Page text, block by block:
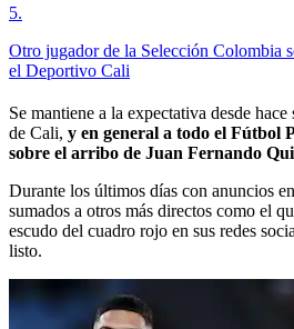
5.
Otro jugador de la Selección Colombia
el Deportivo Cali
Se mantiene a la expectativa desde
de Cali, y en general a todo el Fútbol
sobre el arribo de Juan Fernando
Durante los últimos días con anuncios
sumados a otros más directos como el
escudo del cuadro rojo en sus redes
listo.